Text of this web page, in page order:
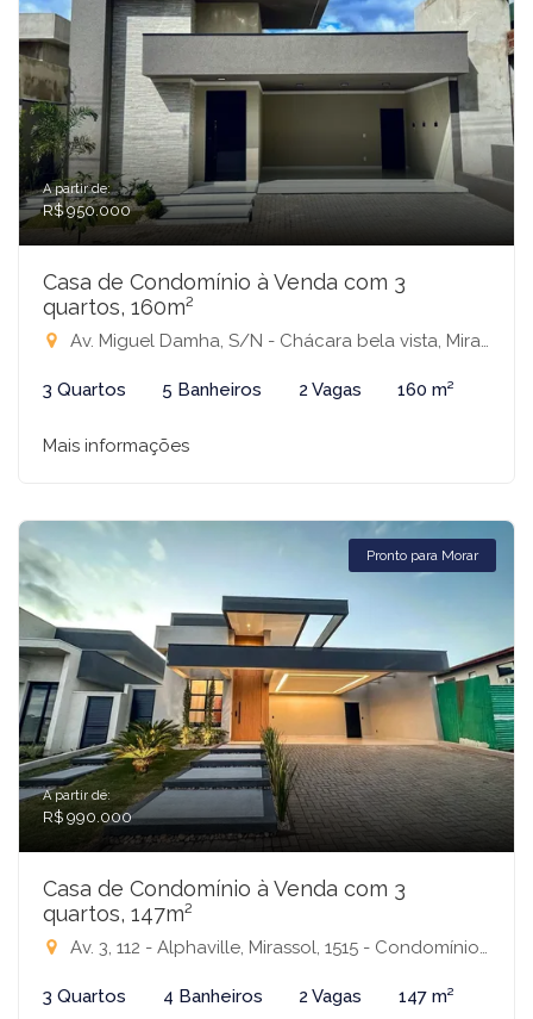
A partir de:
R$ 950.000
Casa de Condomínio à Venda com 3
quartos, 160m²
Av. Miguel Damha, S/N - Chácara bela vista, Mirassol - SP, SN - Condomínio Village Damha IV Mirassol, Mirassol-SP
3 Quartos 5 Banheiros 2 Vagas 160 m²
Mais informações
Pronto para Morar
A partir de:
R$ 990.000
Casa de Condomínio à Venda com 3
quartos, 147m²
Av. 3, 112 - Alphaville, Mirassol, 1515 - Condomínio Terras Alphaville, Mirassol-SP
3 Quartos 4 Banheiros 2 Vagas 147 m²